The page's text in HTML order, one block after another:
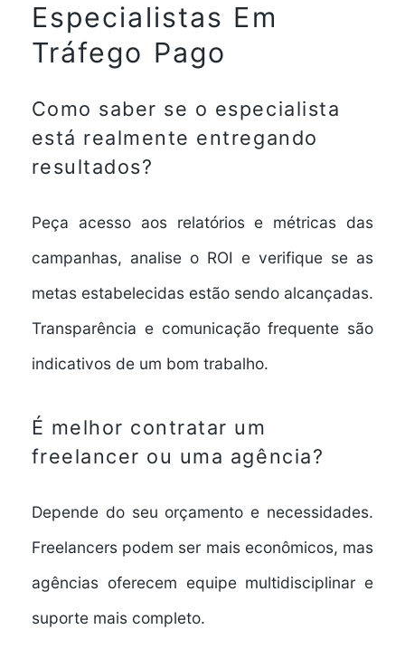
Especialistas Em
Tráfego Pago
Como saber se o especialista
está realmente entregando
resultados?
Peça acesso aos relatórios e métricas das
campanhas, analise o ROI e verifique se as
metas estabelecidas estão sendo alcançadas.
Transparência e comunicação frequente são
indicativos de um bom trabalho.
É melhor contratar um
freelancer ou uma agência?
Depende do seu orçamento e necessidades.
Freelancers podem ser mais econômicos, mas
agências oferecem equipe multidisciplinar e
suporte mais completo.